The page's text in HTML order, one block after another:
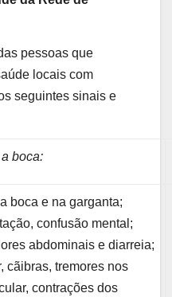
pessoas que
locais com
seguintes sinais e
boca:
boca e na garganta;
confusão mental;
abdominais e diarreia;
cãibras, tremores nos
contrações dos